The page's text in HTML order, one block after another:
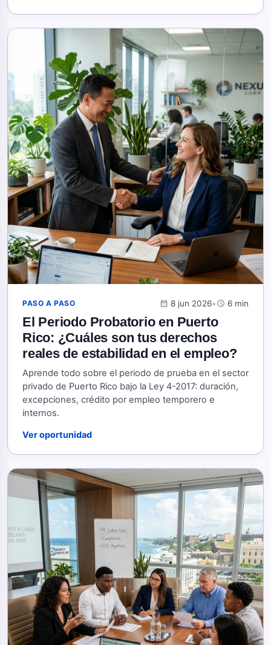
PASO A PASO calendar_month 8 jun 2026•schedule 6 min
El Periodo Probatorio en Puerto
Rico: ¿Cuáles son tus derechos
reales de estabilidad en el empleo?
Aprende todo sobre el periodo de prueba en el sector
privado de Puerto Rico bajo la Ley 4-2017: duración,
excepciones, crédito por empleo temporero e
internos.
Ver oportunidad